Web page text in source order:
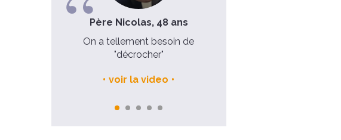
Père Nicolas, 48 ans
On a tellement besoin de
"décrocher"
voir la video